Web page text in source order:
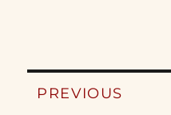
Post
PREVIOUS